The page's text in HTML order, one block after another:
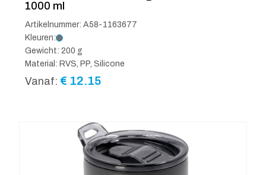
1000 ml
Artikelnummer: A58-1163677
Kleuren:
Gewicht: 200 g
Material: RVS, PP, Silicone
Vanaf: € 12.15